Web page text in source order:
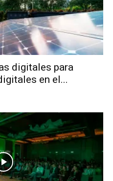
digitales para
en el...